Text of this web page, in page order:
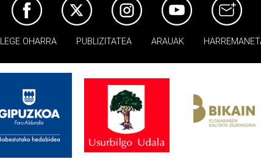
LEGE OHARRA PUBLIZITATEA ARAUAK